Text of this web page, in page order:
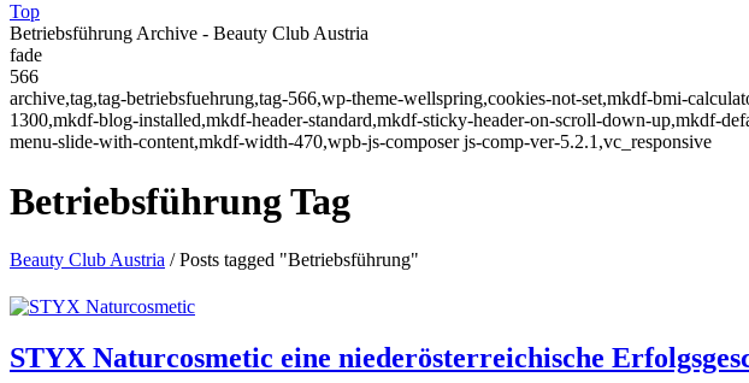
Top
Betriebsführung Archive - Beauty Club Austria
fade
566
archive,tag,tag-betriebsfuehrung,tag-566,wp-theme-wellspring,cookies-not-set,mkdf-bmi-
1300,mkdf-blog-installed,mkdf-header-standard,mkdf-sticky-header-on-scroll-down-up,mkdf-
menu-slide-with-content,mkdf-width-470,wpb-js-composer js-comp-ver-5.2.1,vc_responsive
Betriebsführung Tag
Beauty Club Austria /Posts tagged "Betriebsführung"
STYX Naturcosmetic eine niederösterreichische